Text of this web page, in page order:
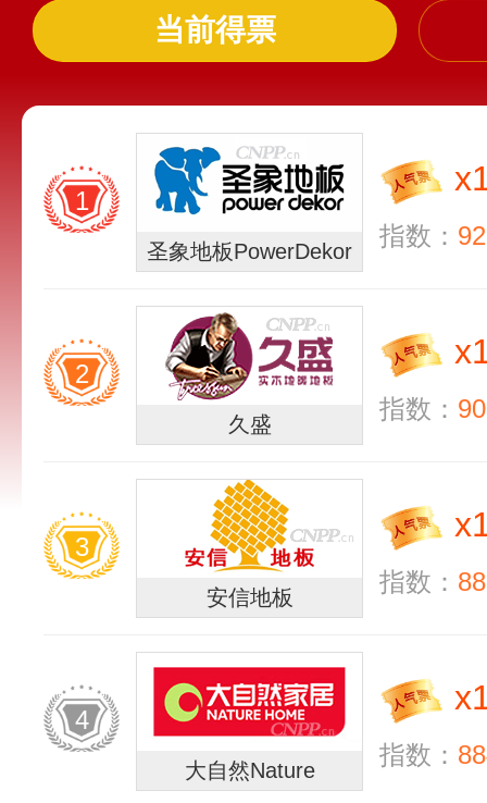
当前得票
1
圣象地板PowerDekor
x
指数：
2
久盛
x
指数：
3
安信地板
x
指数：
4
大自然Nature
x
指数：